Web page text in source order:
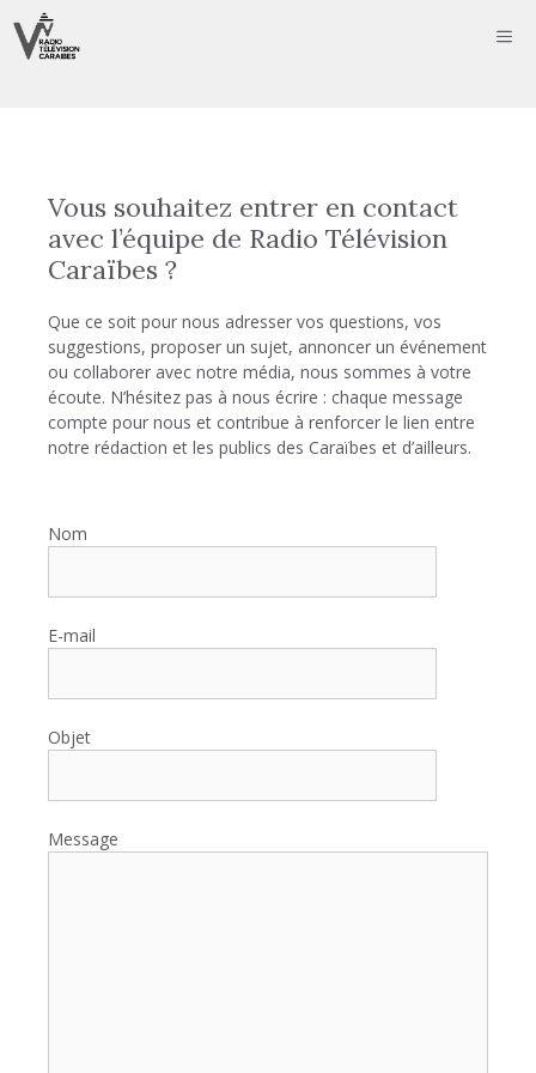
au
contenu
Vous souhaitez entrer en contact
avec l’équipe de Radio Télévision
Caraïbes ?
Que ce soit pour nous adresser vos questions, vos
suggestions, proposer un sujet, annoncer un événement
ou collaborer avec notre média, nous sommes à votre
écoute. N’hésitez pas à nous écrire : chaque message
compte pour nous et contribue à renforcer le lien entre
notre rédaction et les publics des Caraïbes et d’ailleurs.
Nom
E-mail
Objet
Message